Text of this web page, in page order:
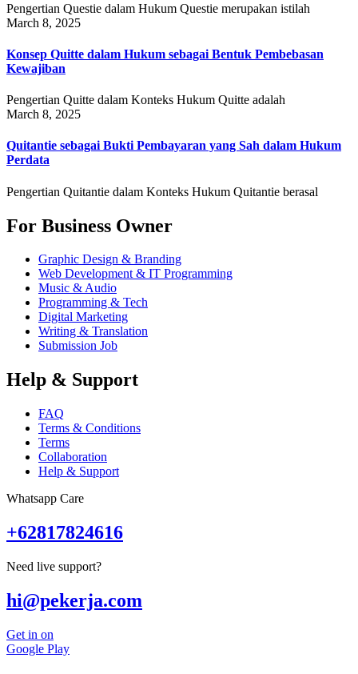
Pengertian Questie dalam Hukum Questie merupakan istilah
March 8, 2025
Konsep Quitte dalam Hukum sebagai Bentuk Pembebasan
Kewajiban
Pengertian Quitte dalam Konteks Hukum Quitte adalah
March 8, 2025
Quitantie sebagai Bukti Pembayaran yang Sah dalam Hukum
Perdata
Pengertian Quitantie dalam Konteks Hukum Quitantie berasal
For Business Owner
Graphic Design & Branding
Web Development & IT Programming
Music & Audio
Programming & Tech
Digital Marketing
Writing & Translation
Submission Job
Help & Support
FAQ
Terms & Conditions
Terms
Collaboration
Help & Support
Whatsapp Care
+62817824616
Need live support?
hi@pekerja.com
Get in on
Google Play